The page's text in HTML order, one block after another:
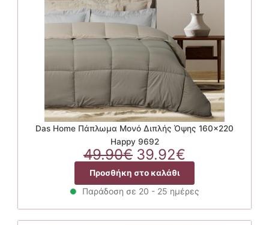
Das Home Πάπλωμα Μονό Διπλής Όψης 160×220
Happy 9692
49.90€ Original
price
was:
49.90€.
39.92€
τρέχουσα
τιμή
είναι:
39.92€.
Προσθήκη στο καλάθι
Παράδοση σε 20 - 25 ημέρες